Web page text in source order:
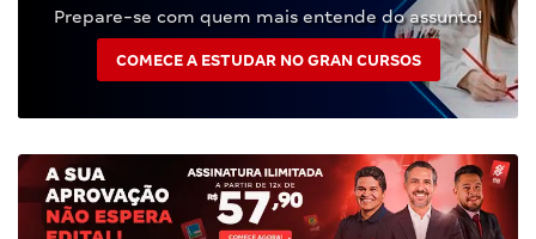
Prepare-se com quem mais entende do assunto!
COMECE A ESTUDAR NO GRAN CURSOS